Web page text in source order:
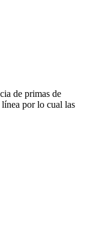
de primas de
por lo cual las